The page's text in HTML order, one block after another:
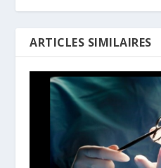
ARTICLES SIMILAIRES